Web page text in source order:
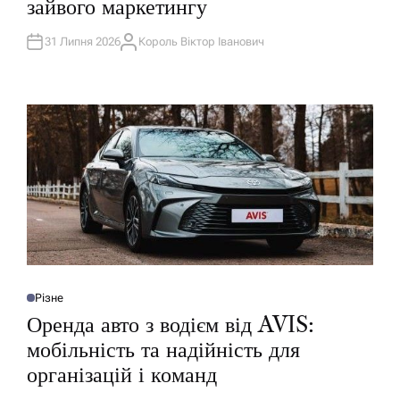
К
У
А
Т
зайвого маркетингу
31 Липня 2026А
Король Віктор Іванович
О
У
Л
І
К
У
Різне
Оренда авто з водієм від AVIS:
мобільність та надійність для
організацій і команд